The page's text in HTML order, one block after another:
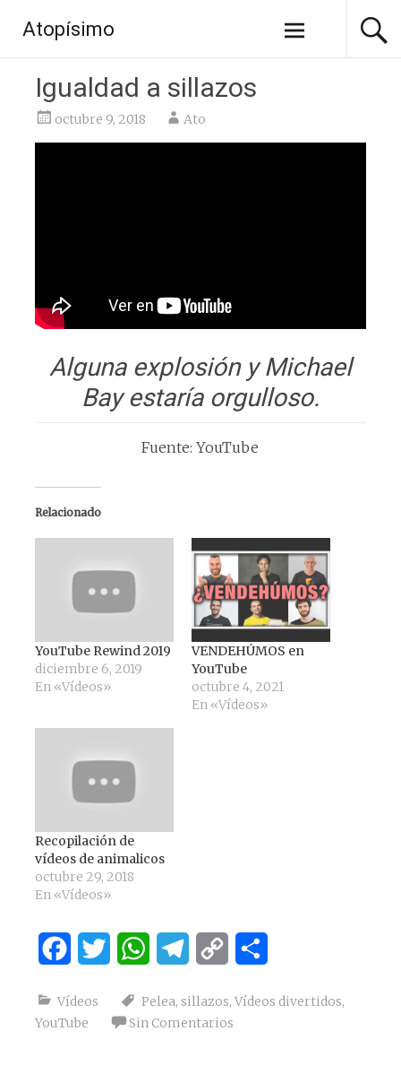
contenido
Atopísimo
Igualdad a sillazos
octubre 9, 2018 Ato
Alguna explosión y Michael
Bay estaría orgulloso.
Fuente: YouTube
Relacionado
YouTube Rewind 2019
diciembre 6, 2019
En «Vídeos»
VENDEHÚMOS en
YouTube
octubre 4, 2021
En «Vídeos»
Recopilación de
vídeos de animalicos
octubre 29, 2018
En «Vídeos»
FacebookTwitter WhatsAppTelegram
Copy
Vídeos Pelea, sillazos, Vídeos divertidos,
YouTube
Sin Comentarios